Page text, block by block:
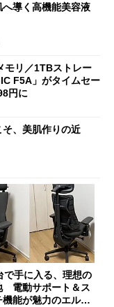
導く高機能美容液
モリ／1TBストレー
F5A」がタイムセー
円に
そ、美肌作りの近
で手に入る、理想の
電動サポート＆ス
機能が魅力のエルゴ